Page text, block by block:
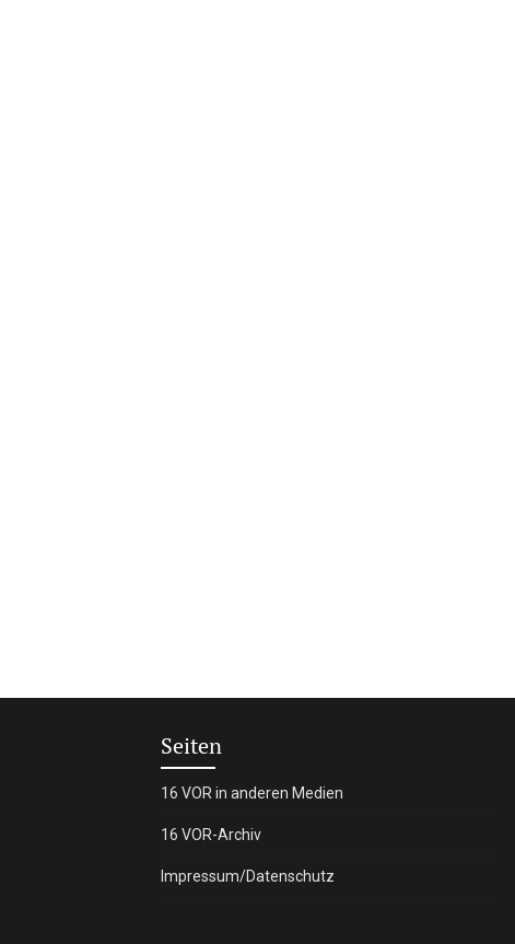
Seiten
16 VOR in anderen Medien
16 VOR-Archiv
Impressum/Datenschutz